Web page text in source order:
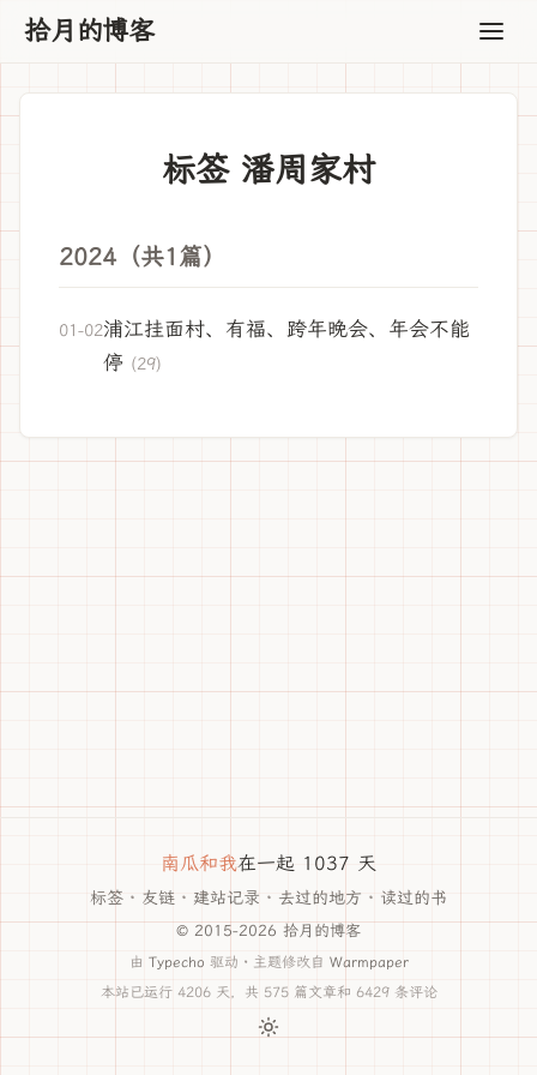
拾月的博客
标签 潘周家村
2024（共1篇）
01-02浦江挂面村、有福、跨年晚会、年会不能
停 (29)
南瓜和我在一起 1037 天
标签 · 友链 · 建站记录 · 去过的地方 · 读过的书
© 2015-2026 拾月的博客
由 Typecho 驱动 · 主题修改自 Warmpaper
本站已运行 4206 天，共 575 篇文章和 6429 条评论